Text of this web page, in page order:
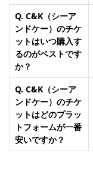
Q. C&K（シーア
ンドケー）のチケ
ットはいつ購入す
るのがベストです
か？
Q. C&K（シーア
ンドケー）のチケ
ットはどのプラッ
トフォームが一番
安いですか？